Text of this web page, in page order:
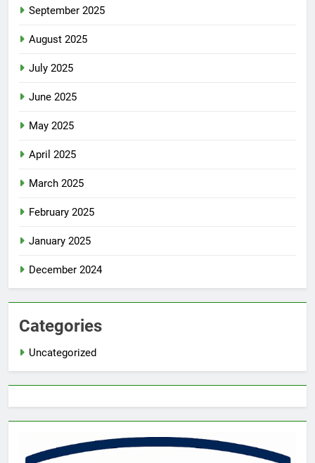
September 2025
August 2025
July 2025
June 2025
May 2025
April 2025
March 2025
February 2025
January 2025
December 2024
Categories
Uncategorized